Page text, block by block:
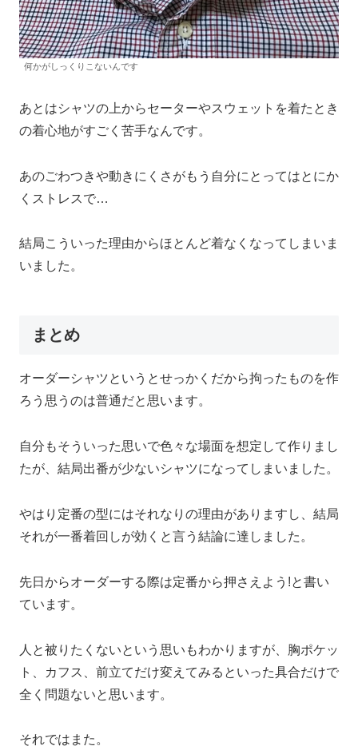
何かがしっくりこないんです
あとはシャツの上からセーターやスウェットを着たとき
の着心地がすごく苦手なんです。
あのごわつきや動きにくさがもう自分にとってはとにか
くストレスで…
結局こういった理由からほとんど着なくなってしまいま
いました。
まとめ
オーダーシャツというとせっかくだから拘ったものを作
ろう思うのは普通だと思います。
自分もそういった思いで色々な場面を想定して作りまし
たが、結局出番が少ないシャツになってしまいました。
やはり定番の型にはそれなりの理由がありますし、結局
それが一番着回しが効くと言う結論に達しました。
先日からオーダーする際は定番から押さえよう!と書い
ています。
人と被りたくないという思いもわかりますが、胸ポケッ
ト、カフス、前立てだけ変えてみるといった具合だけで
全く問題ないと思います。
それではまた。